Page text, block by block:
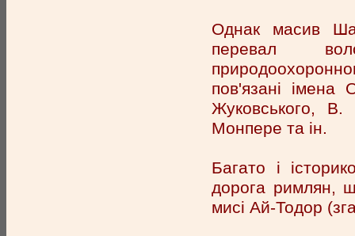
Однак масив
перевал
пов'язані
Жуковського,
Монпере та ін.
Багато і
дорога римлян,
мисі Ай-Тодор